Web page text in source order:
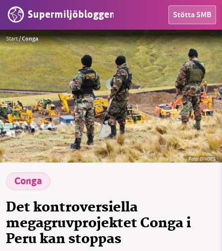
Supermiljöbloggen Stötta SMB
HEM
OMRÅDEN
MILJÖFAKTA
OM OSS
Sök Sparade inlägg Tipsa oss
Start/Conga
Conga
Det kontroversiella
megagruvprojektet Conga i
Peru kan stoppas
Foto:DINOES